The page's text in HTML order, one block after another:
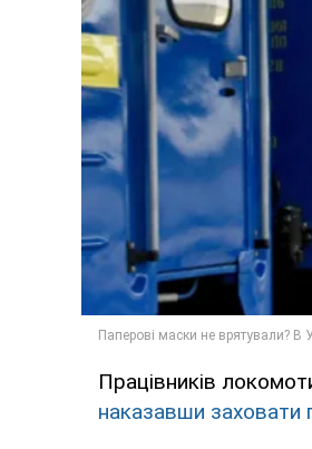
Працівників
наказавши заховати